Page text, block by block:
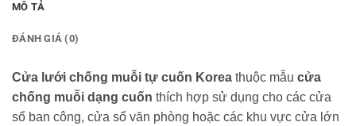
MÔ TẢ
ĐÁNH GIÁ (0)
Cửa lưới chống muỗi tự cuốn Korea thuộc mẫu cửa
chống muỗi dạng cuốn thích hợp sử dụng cho các cửa
sổ ban công, cửa sổ văn phòng hoặc các khu vực cửa lớn